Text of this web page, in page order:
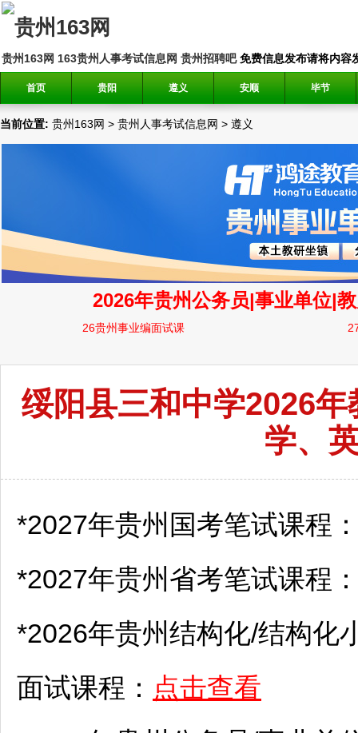
贵州163网 163贵州人事考试信息网 贵州招聘吧免费信息发布请将内容
首页 贵阳 遵义 安顺 毕节
当前位置: 贵州163网 > 贵州人事考试信息网 > 遵义
绥阳县三和中学2026
学、
*2027年贵州国考笔试课程
*2027年贵州省考笔试课程
*2026年贵州结构化/结构化
面试课程： 点击查看